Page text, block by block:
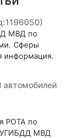
МВД по
Сферы
информация.
РОТА по
УГИБДД МВД